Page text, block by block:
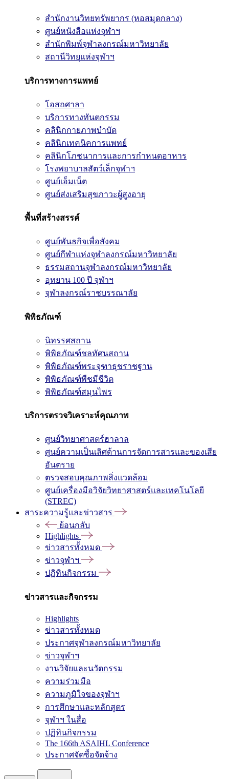
สำนักงานวิทยทรัพยากร (หอสมุดกลาง)
ศูนย์หนังสือแห่งจุฬาฯ
สำนักพิมพ์จุฬาลงกรณ์มหาวิทยาลัย
สถานีวิทยุแห่งจุฬาฯ
บริการทางการแพทย์
โอสถศาลา
บริการทางทันตกรรม
คลินิกกายภาพบำบัด
คลินิกเทคนิคการแพทย์
คลินิกโภชนาการและการกำหนดอาหาร
โรงพยาบาลสัตว์เล็กจุฬาฯ
ศูนย์เอ็มเน็ต
ศูนย์ส่งเสริมสุขภาวะผู้สูงอายุ
พื้นที่สร้างสรรค์
ศูนย์พันธกิจเพื่อสังคม
ศูนย์กีฬาแห่งจุฬาลงกรณ์มหาวิทยาลัย
ธรรมสถานจุฬาลงกรณ์มหาวิทยาลัย
อุทยาน 100 ปี จุฬาฯ
จุฬาลงกรณ์ราชบรรณาลัย
พิพิธภัณฑ์
นิทรรศสถาน
พิพิธภัณฑ์ชลทัศนสถาน
พิพิธภัณฑ์พระจุฑาธุชราชฐาน
พิพิธภัณฑ์พืชมีชีวิต
พิพิธภัณฑ์สมุนไพร
บริการตรวจวิเคราะห์คุณภาพ
ศูนย์วิทยาศาสตร์ฮาลาล
ศูนย์ความเป็นเลิศด้านการจัดการสารและของเสีย
อันตราย
ตรวจสอบคุณภาพสิ่งแวดล้อม
ศูนย์เครื่องมือวิจัยวิทยาศาสตร์และเทคโนโลยี
(STREC)
สาระความรู้และข่าวสาร
ย้อนกลับ
Highlights
ข่าวสารทั้งหมด
ข่าวจุฬาฯ
ปฏิทินกิจกรรม
ข่าวสารและกิจกรรม
Highlights
ข่าวสารทั้งหมด
ประกาศจุฬาลงกรณ์มหาวิทยาลัย
ข่าวจุฬาฯ
งานวิจัยและนวัตกรรม
ความร่วมมือ
ความภูมิใจของจุฬาฯ
การศึกษาและหลักสูตร
จุฬาฯ ในสื่อ
ปฏิทินกิจกรรม
The 166th ASAIHL Conference
ประกาศจัดซื้อจัดจ้าง